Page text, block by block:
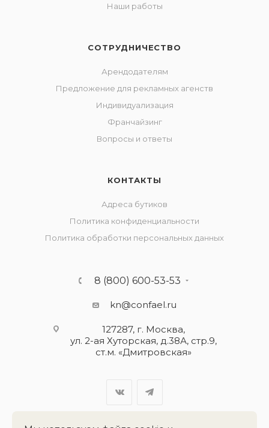
Наши работы
СОТРУДНИЧЕСТВО
Арендодателям
Предложение для рекламных агенств
Индивидуализация
Франчайзинг
Вопросы и ответы
КОНТАКТЫ
Адреса бутиков
Политика конфиденциальности
Политика обработки персональных данных
8 (800) 600-53-53
kn@confael.ru
127287, г. Москва,
ул. 2-ая Хуторская, д.38А, стр.9,
ст.м. «Дмитровская»